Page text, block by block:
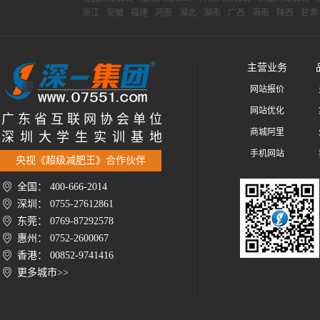
浙江
安徽 福建 河南 湖北 湖南 广西 海南 陕西 甘肃
广 东 省 互 联 网 协 会 单 位
深 圳 大 学 生 实 训 基 地
央视《超级减肥王》合作伙伴
全国： 400-666-2014
深圳： 0755-27612861
东莞： 0769-87292578
惠州： 0752-2600067
香港： 00852-9741416
更多城市>>
主营业务
网站报价
网站优化
商城阿里
手机网站